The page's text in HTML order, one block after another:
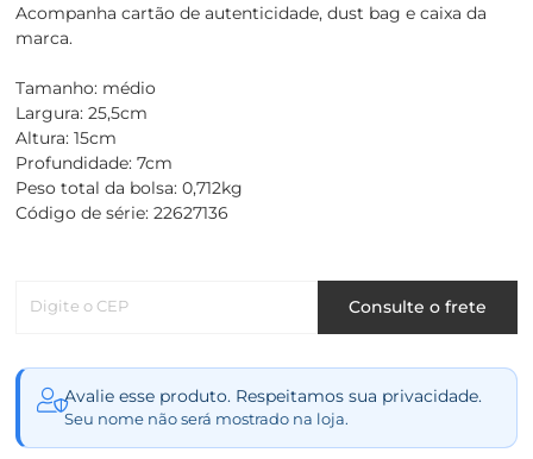
Acompanha cartão de autenticidade, dust bag e caixa da
marca.
Tamanho: médio
Largura: 25,5cm
Altura: 15cm
Profundidade: 7cm
Peso total da bolsa: 0,712kg
Código de série: 22627136
Digite o CEP Consulte o frete
Avalie esse produto. Respeitamos sua privacidade.
Seu nome não será mostrado na loja.